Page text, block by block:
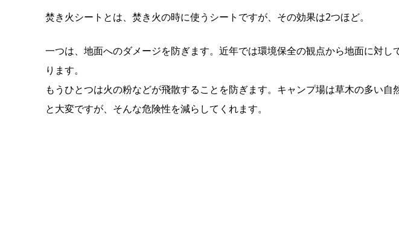
焚き火シートとは、焚き火の時に使うシートですが、その効果は2つほど。
一つは、地面へのダメージを防ぎます。近年では環境保全の観点から地面に対し
ります。
もうひとつは火の粉などが飛散することを防ぎます。キャンプ場は草木の多い自
と大変ですが、そんな危険性を減らしてくれます。